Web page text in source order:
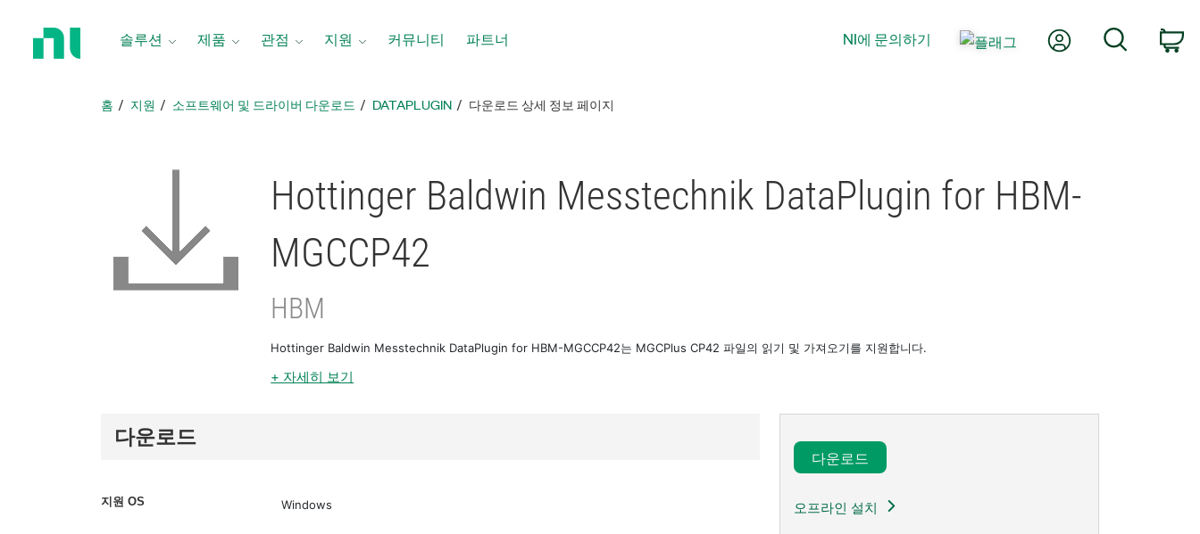
솔루션 제품 관점 지원 커뮤니티 파트너 NI에 문의하기 내 계정
홈 지원 소프트웨어 및 드라이버 다운로드 DATAPLUGIN 다운로드 상세 정보 페이지
Hottinger Baldwin Messtechnik DataPlugin for HBM-
MGCCP42
HBM
Hottinger Baldwin Messtechnik DataPlugin for HBM-MGCCP42는 MGCPlus CP42 파일의 읽기 및 가져오기를 지원합니다.
+ 자세히 보기
다운로드
지원 OS Windows
다운로드​
오프라인 설치